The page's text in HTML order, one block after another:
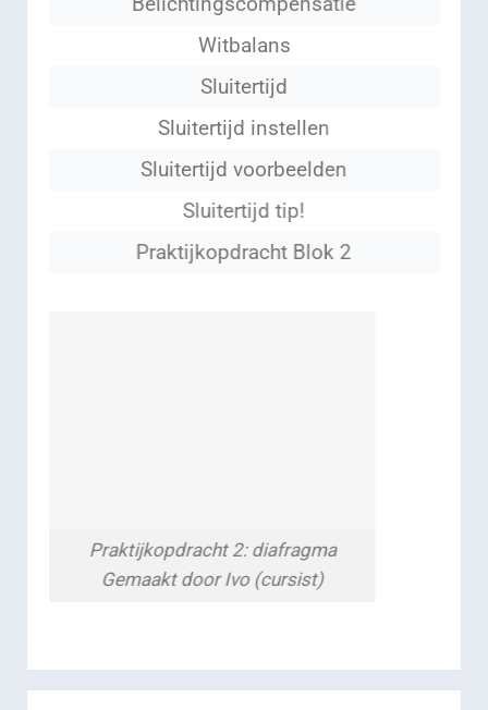
Witbalans
Sluitertijd
Sluitertijd instellen
Sluitertijd voorbeelden
Sluitertijd tip!
Praktijkopdracht Blok 2
Praktijkopdracht 2: diafragma
Gemaakt door Ivo (cursist)